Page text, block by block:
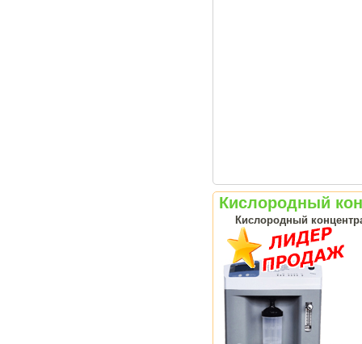
Кислородный
Кислородный